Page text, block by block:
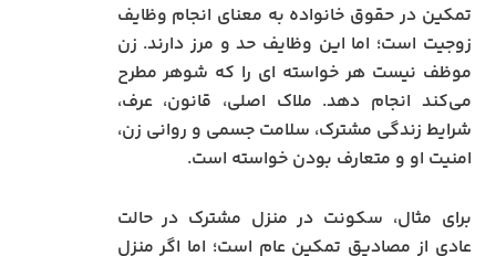
تمکین در حقوق خانواده به معنای انجام وظایف
زوجیت است؛ اما این وظایف حد و مرز دارند. زن
موظف نیست هر خواسته‌ ای را که شوهر مطرح
می‌کند انجام دهد. ملاک اصلی، قانون، عرف،
شرایط زندگی مشترک، سلامت جسمی و روانی زن،
امنیت او و متعارف بودن خواسته است.
برای مثال، سکونت در منزل مشترک در حالت
عادی از مصادیق تمکین عام است؛ اما اگر منزل